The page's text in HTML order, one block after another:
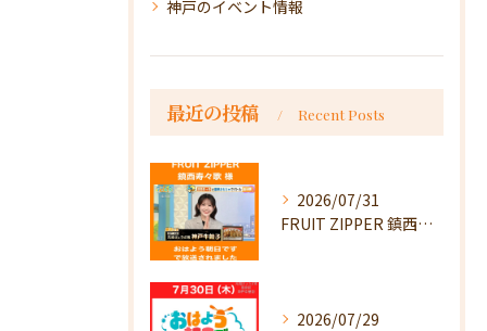
神戸のイベント情報
最近の投稿 Recent Posts
2026/07/31
FRUIT ZIPPER 鎮西寿々歌様が！
2026/07/29